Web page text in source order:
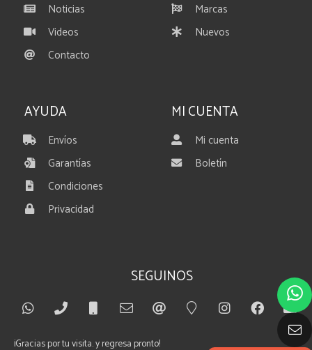
Noticias
Videos
Contacto
Marcas
Nuevos
AYUDA
Envíos
Garantías
Condiciones
Privacidad
MI CUENTA
Mi cuenta
Boletín
SEGUINOS
¡Gracias por tu visita. y regresa pronto!